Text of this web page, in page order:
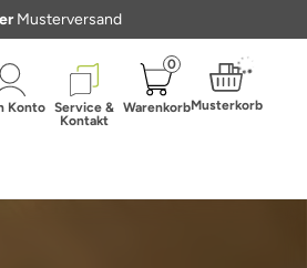
Musterversand
Konto Service &
Kontakt
0
WarenkorbMusterkorb